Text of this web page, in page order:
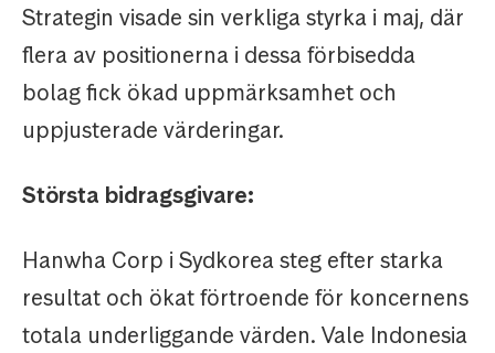
Strategin visade sin verkliga styrka i maj, där
flera av positionerna i dessa förbisedda
bolag fick ökad uppmärksamhet och
uppjusterade värderingar.
Största bidragsgivare:
Hanwha Corp i Sydkorea steg efter starka
resultat och ökat förtroende för koncernens
totala underliggande värden. Vale Indonesia